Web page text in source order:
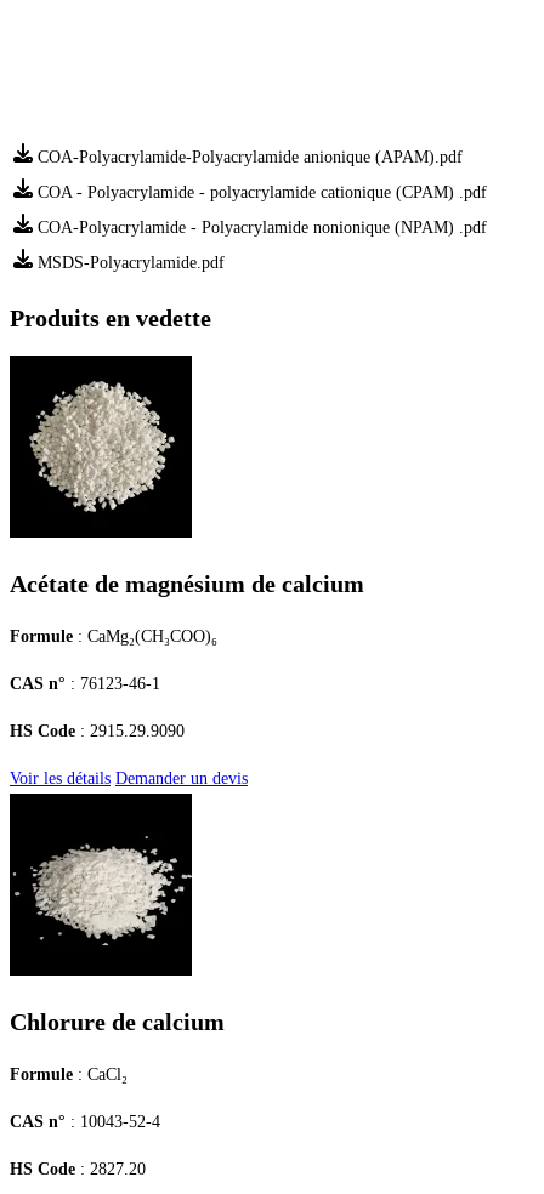
COA-Polyacrylamide-Polyacrylamide anionique (APAM).pdf
COA - Polyacrylamide - polyacrylamide cationique (CPAM) .pdf
COA-Polyacrylamide - Polyacrylamide nonionique (NPAM) .pdf
MSDS-Polyacrylamide.pdf
Produits en vedette
Acétate de magnésium de calcium
Formule : CaMg₂(CH₃COO)₆
CAS n° : 76123-46-1
HS Code : 2915.29.9090
Voir les détails Demander un devis
Chlorure de calcium
Formule : CaCl₂
CAS n° : 10043-52-4
HS Code : 2827.20